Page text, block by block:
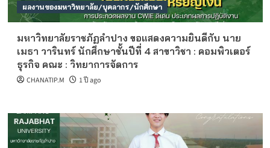
ผลงานของมหาวิทยาลัย/บุคลากร/นักศึกษา
มหาวิทยาลัยราชภัฏลำปาง ขอแสดงความยินดีกับ นาย
เมธา วารินทร์ นักศึกษาชั้นปีที่ 4 สาขาวิชา : คอมพิวเตอร์
ธุรกิจ คณะ : วิทยาการจัดการ
CHANATIP.M 1 ปี ago